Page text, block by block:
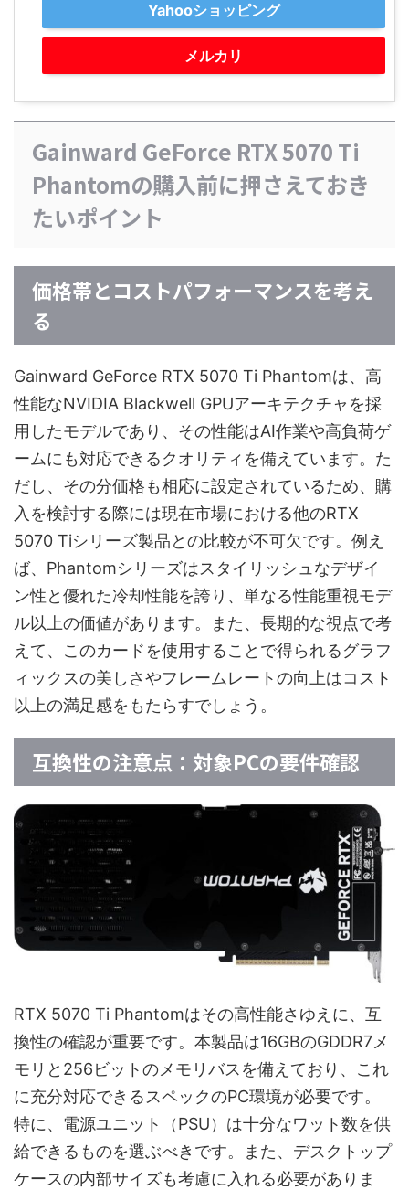
Yahooショッピング
メルカリ
Gainward GeForce RTX 5070 Ti
Phantomの購入前に押さえておき
たいポイント
価格帯とコストパフォーマンスを考え
る
Gainward GeForce RTX 5070 Ti Phantomは、高
性能なNVIDIA Blackwell GPUアーキテクチャを採
用したモデルであり、その性能はAI作業や高負荷ゲ
ームにも対応できるクオリティを備えています。た
だし、その分価格も相応に設定されているため、購
入を検討する際には現在市場における他のRTX
5070 Tiシリーズ製品との比較が不可欠です。例え
ば、Phantomシリーズはスタイリッシュなデザイ
ン性と優れた冷却性能を誇り、単なる性能重視モデ
ル以上の価値があります。また、長期的な視点で考
えて、このカードを使用することで得られるグラフ
ィックスの美しさやフレームレートの向上はコスト
以上の満足感をもたらすでしょう。
互換性の注意点：対象PCの要件確認
RTX 5070 Ti Phantomはその高性能さゆえに、互
換性の確認が重要です。本製品は16GBのGDDR7メ
モリと256ビットのメモリバスを備えており、これ
に充分対応できるスペックのPC環境が必要です。
特に、電源ユニット（PSU）は十分なワット数を供
給できるものを選ぶべきです。また、デスクトップ
ケースの内部サイズも考慮に入れる必要がありま